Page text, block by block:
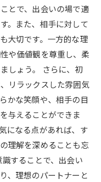
とで、出会いの場で適
。また、相手に対して
大切です。一方的な理
や価値観を尊重し、柔
しょう。 さらに、初
リラックスした雰囲気
かな笑顔や、相手の目
与えることができま
になる点があれば、す
理解を深めることも忘
することで、出会い
、理想のパートナーと